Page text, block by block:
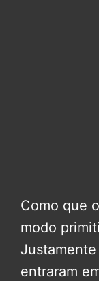
Como que
modo
entraram